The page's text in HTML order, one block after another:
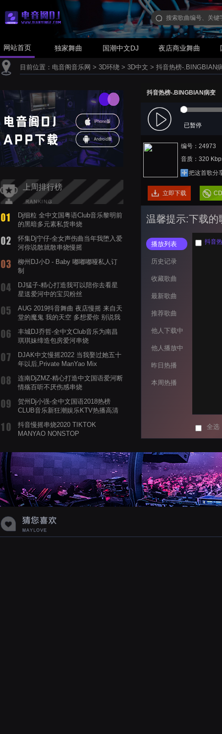
网站首页 独家舞曲 国潮中文DJ 夜店商业舞曲
目前位置： 电音阁音乐网 > 3D环绕 > 3D中文 > 抖音热榜-.BINGBIAN
上周排行榜
Dj细粒 全中文国粤语Club音乐黎明前
的黑暗多元素私货串烧
怀集Dj宁仔-全女声伤曲当年我堕入爱
河你说散就散串烧慢摇
柳州DJ小D - Baby 嘟嘟嘟哑私人订
制
DJ猛子-精心打造我可以陪你去看星
星送爱河中的宝贝粉丝
AUG 2019抖音舞曲 夜店慢摇 来自天
堂的魔鬼 我的天空 多想爱你 别说我
丰城DJ乔哲-全中文Club音乐为南昌
琪琪妹缔造包房爱河串烧
DJAK中文慢摇2022 当我娶过她五十
年以后,Private ManYao Mix
连南DjZMZ-精心打造中文国语爱河断
情殇百听不厌伤感串烧
贺州Dj小强-全中文国语2018热榜
CLUB音乐新狂潮娱乐KTV热播高清
抖音慢摇串烧2020 TIKTOK
MANYAO NONSTOP
蝉爸爸妈妈爱存在夏天的风是想你的
声音啊
抖音热榜-.BINGBIAN病变
已暂停
编号：24973
音质：320
把这首歌分
立即下载
温馨提示:下载的
播放列表
历史记录
收藏歌曲
最新歌曲
推荐歌曲
他人下载中
他人播放中
昨日热播
本周热播
抖音
全选